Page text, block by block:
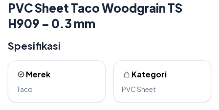
PVC Sheet Taco Woodgrain TS
H909 – 0.3 mm
Spesifikasi
Merek
Taco
Kategori
PVC Sheet